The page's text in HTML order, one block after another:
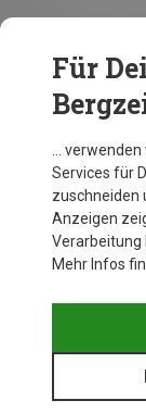
Du sparst 10%
Für
…
Services für
zuschneiden
Anzeigen
Verarbeitung
Mehr Infos